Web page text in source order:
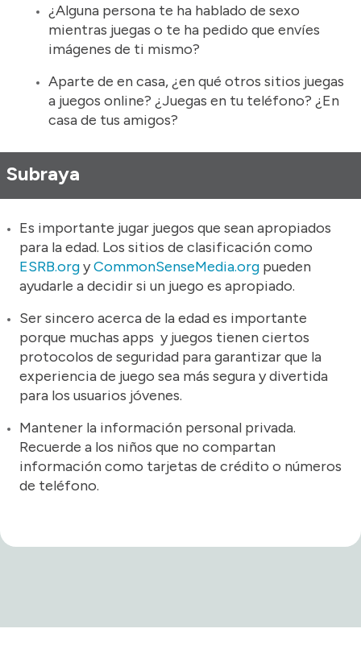
¿Alguna persona te ha hablado de sexo
mientras juegas o te ha pedido que envíes
imágenes de ti mismo?
Aparte de en casa, ¿en qué otros sitios juegas
a juegos online? ¿Juegas en tu teléfono? ¿En
casa de tus amigos?
Subraya
Es importante jugar juegos que sean apropiados
para la edad. Los sitios de clasificación como
ESRB.orgyCommonSenseMedia.org pueden
ayudarle a decidir si un juego es apropiado.
Ser sincero acerca de la edad es importante
porque muchas apps y juegos tienen ciertos
protocolos de seguridad para garantizar que la
experiencia de juego sea más segura y divertida
para los usuarios jóvenes.
Mantener la información personal privada.
Recuerde a los niños que no compartan
información como tarjetas de crédito o números
de teléfono.